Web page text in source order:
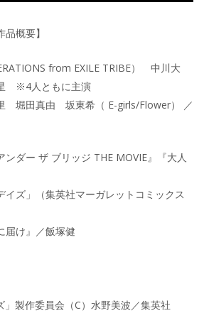
品概要】
from EXILE TRIBE） 中川大
※4人ともに主演
真由 坂東希（ E-girls/Flower） ／
ダー ザ ブリッジ THE MOVIE』『大人
イズ」（集英社マーガレットコミックス
け』／飯塚健
」製作委員会（C）水野美波／集英社